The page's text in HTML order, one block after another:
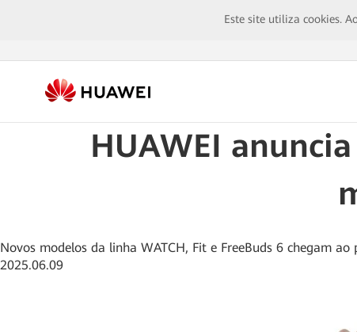
Este site utiliza cookies.
HUAWEI
Novos modelos da linha WATCH, Fit e FreeBuds 6 chegam
2025.06.09